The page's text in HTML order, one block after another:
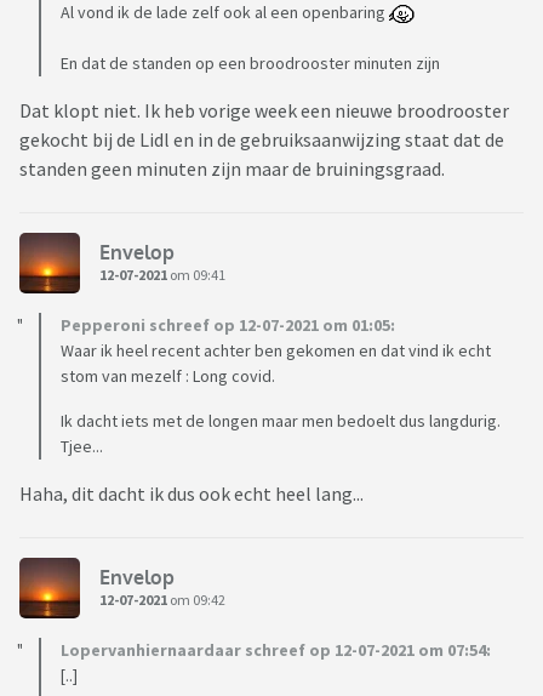
Al vond ik de lade zelf ook al een openbaring
En dat de standen op een broodrooster minuten zijn
Dat klopt niet. Ik heb vorige week een nieuwe broodrooster
gekocht bij de Lidl en in de gebruiksaanwijzing staat dat de
standen geen minuten zijn maar de bruiningsgraad.
Envelop
12-07-2021 om 09:41
Pepperoni schreef op 12-07-2021 om 01:05:
Waar ik heel recent achter ben gekomen en dat vind ik echt
stom van mezelf : Long covid.
Ik dacht iets met de longen maar men bedoelt dus langdurig.
Tjee...
Haha, dit dacht ik dus ook echt heel lang...
Envelop
12-07-2021 om 09:42
Lopervanhiernaardaar schreef op 12-07-2021 om 07:54:
[..]